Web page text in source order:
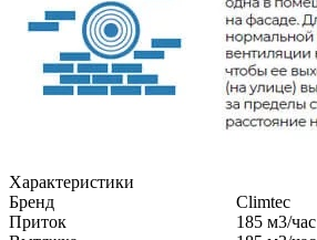
Характеристики
Бренд
Climtec
Приток
185 м3/час